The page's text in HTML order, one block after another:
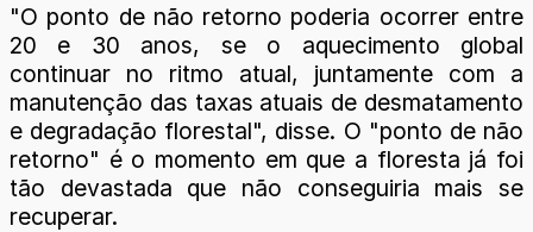
"O ponto de não retorno poderia ocorrer entre
20 e 30 anos, se o aquecimento global
continuar no ritmo atual, juntamente com a
manutenção das taxas atuais de desmatamento
e degradação florestal", disse. O "ponto de não
retorno" é o momento em que a floresta já foi
tão devastada que não conseguiria mais se
recuperar.